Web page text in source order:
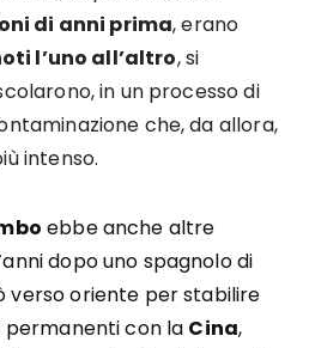
di anni prima, erano
l’uno all’altro, si
in un processo di
che, da allora,
intenso.
ebbe anche altre
dopo uno spagnolo di
verso oriente per stabilire
con la Cina,